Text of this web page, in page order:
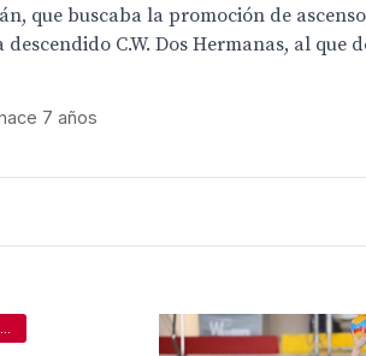
que buscaba la promoción de
descendido C.W. Dos Hermanas, al que
7 años